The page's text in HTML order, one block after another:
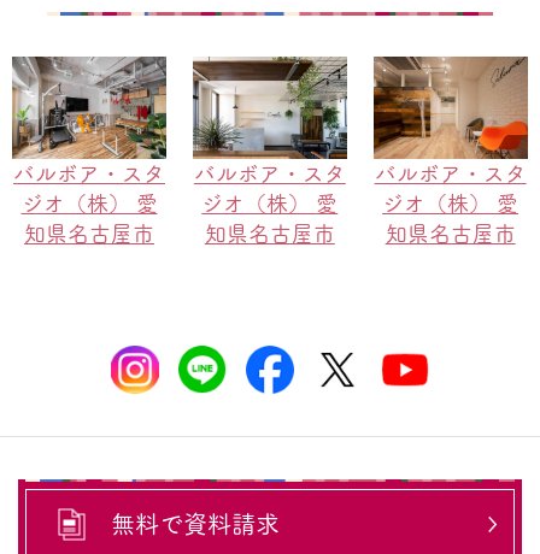
バルボア・スタ
ジオ（株） 愛
知県名古屋市
バルボア・スタ
ジオ（株） 愛
知県名古屋市
バルボア・スタ
ジオ（株） 愛
知県名古屋市
無料で資料請求